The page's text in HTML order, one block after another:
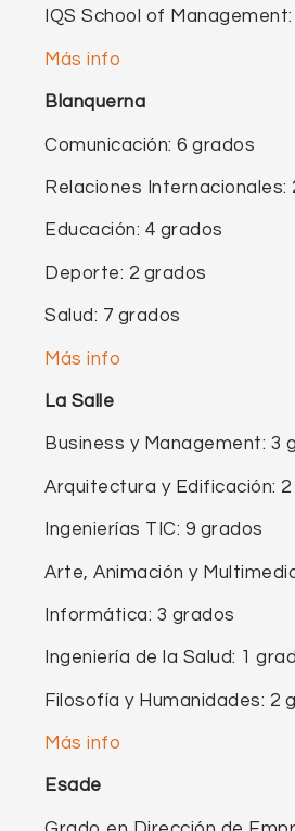
IQS School of
Más info
Blanquerna
Comunicación: 6 grados
Relaciones Internacionales:
Educación: 4 grados
Deporte: 2 grados
Salud: 7 grados
Más info
La Salle
Business y Management: 3
Arquitectura y Edificación:
Ingenierías TIC: 9 grados
Arte, Animación y
Informática: 3 grados
Ingeniería de la Salud: 1
Filosofía y Humanidades: 2
Más info
Esade